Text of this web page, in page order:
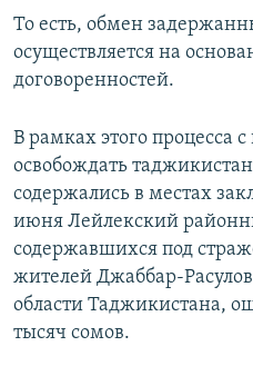
То есть, обмен
осуществляется на
договоренностей.
В рамках этого процесса
освобождать
содержались в местах
июня Лейлекский
содержавшихся под
жителей Джаббар-
области Таджикистана,
тысяч сомов.